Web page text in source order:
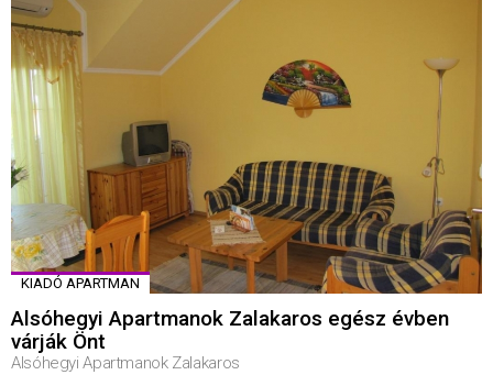
KIADÓ APARTMAN
Alsóhegyi Apartmanok Zalakaros egész évben
várják Önt
Alsóhegyi Apartmanok Zalakaros